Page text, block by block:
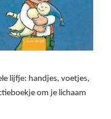
lijfje: handjes, voetjes,
om je lichaam